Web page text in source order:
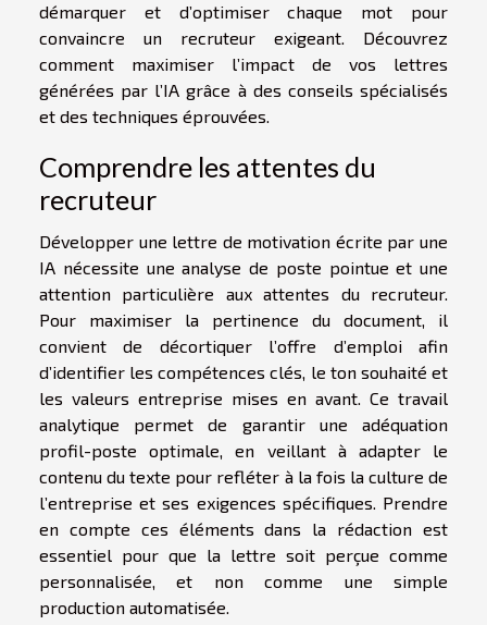
démarquer et d’optimiser chaque mot pour
convaincre un recruteur exigeant. Découvrez
comment maximiser l’impact de vos lettres
générées par l’IA grâce à des conseils spécialisés
et des techniques éprouvées.
Comprendre les attentes du
recruteur
Développer une lettre de motivation écrite par une
IA nécessite une analyse de poste pointue et une
attention particulière aux attentes du recruteur.
Pour maximiser la pertinence du document, il
convient de décortiquer l’offre d’emploi afin
d’identifier les compétences clés, le ton souhaité et
les valeurs entreprise mises en avant. Ce travail
analytique permet de garantir une adéquation
profil-poste optimale, en veillant à adapter le
contenu du texte pour refléter à la fois la culture de
l’entreprise et ses exigences spécifiques. Prendre
en compte ces éléments dans la rédaction est
essentiel pour que la lettre soit perçue comme
personnalisée, et non comme une simple
production automatisée.